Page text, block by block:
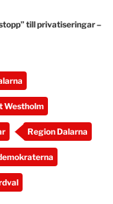
till privatiseringar –
Westholm
Region Dalarna